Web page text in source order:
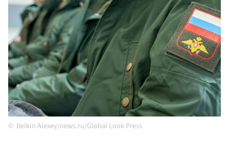
Belkin Alexey/news.ru/Global Look Press